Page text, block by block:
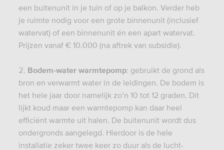
een buitenunit in je tuin of op je balkon. Verder heb
je ruimte nodig voor een grote binnenunit (inclusief
watervat) of een binnenunit én een apart watervat.
Prijzen vanaf € 10.000 (na aftrek van subsidie).
Bodem-water warmtepomp: gebruikt de grond als
bron en verwarmt water in de leidingen. De bodem is
het hele jaar door namelijk zo’n 10 tot 12 graden. Dit
lijkt koud maar een warmtepomp kan daar heel
efficiënt warmte uit halen. De buitenunit wordt dus
ondergronds aangelegd. Hierdoor is de hele
installatie zeker twee keer zo duur als de lucht-